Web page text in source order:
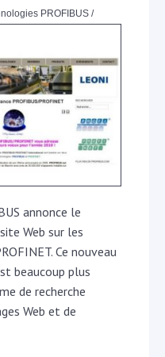
PROFIBUS /
annonce le
Web sur les
Ce nouveau
beaucoup plus
de recherche
Web et de